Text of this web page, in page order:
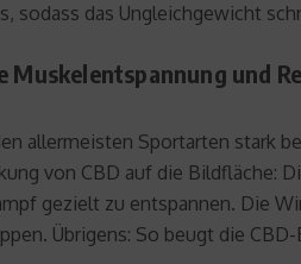
sodass das Ungleichgewicht
Muskelentspannung und
allermeisten Sportarten stark
von CBD auf die Bildfläche:
gezielt zu entspannen. Die
Übrigens: So beugt die CBD-